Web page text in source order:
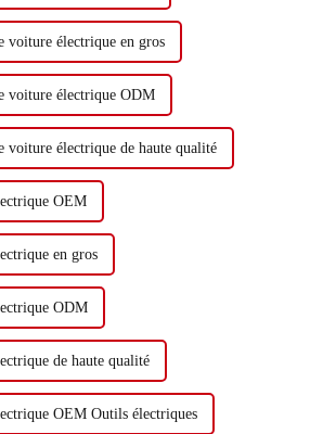
voiture électrique en gros
voiture électrique ODM
voiture électrique de haute qualité
OEM
en gros
ODM
de haute qualité
OEM Outils électriques